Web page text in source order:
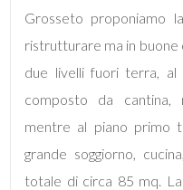
Grosseto proponiamo la
ristrutturare ma in
due livelli fuori terra,
composto da cantina,
mentre al piano primo
grande soggiorno,
totale di circa 85 mq.
Locali
minimi
Qualsiasi
1